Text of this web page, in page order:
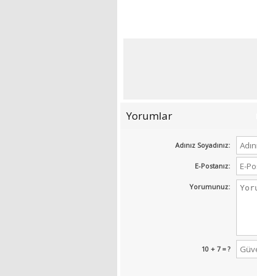
Yorumlar
Adınız Soyadınız:
E-Postanız:
Yorumunuz:
10 + 7 = ?